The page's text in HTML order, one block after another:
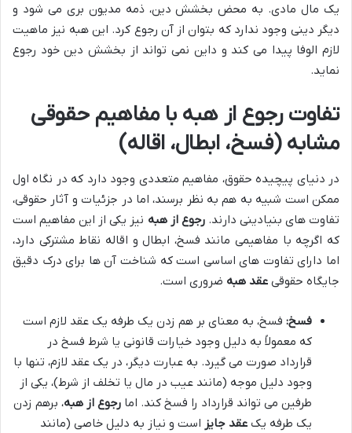
یک مال مادی. به محض بخشش دین، ذمه مدیون بری می شود و
دیگر دینی وجود ندارد که بتوان از آن رجوع کرد. این هبه نیز ماهیت
لازم الوفا پیدا می کند و داین نمی تواند از بخشش دین خود رجوع
نماید.
تفاوت رجوع از هبه با مفاهیم حقوقی
مشابه (فسخ، ابطال، اقاله)
در دنیای پیچیده حقوق، مفاهیم متعددی وجود دارد که در نگاه اول
ممکن است شبیه به هم به نظر برسند، اما در جزئیات و آثار حقوقی،
تفاوت های بنیادینی دارند.رجوع از هبه نیز یکی از این مفاهیم است
که اگرچه با مفاهیمی مانند فسخ، ابطال و اقاله نقاط مشترکی دارد،
اما دارای تفاوت های اساسی است که شناخت آن ها برای درک دقیق
جایگاه حقوقی عقد هبه ضروری است.
فسخ: فسخ، به معنای بر هم زدن یک طرفه یک عقد لازم است
که معمولاً به دلیل وجود خیارات قانونی یا شرط فسخ در
قرارداد صورت می گیرد. به عبارت دیگر، در یک عقد لازم، تنها با
وجود دلیل موجه (مانند عیب در مال یا تخلف از شرط)، یکی از
طرفین می تواند قرارداد را فسخ کند. اما رجوع از هبه، برهم زدن
یک طرفه یک عقد جایز است و نیاز به دلیل خاصی (مانند